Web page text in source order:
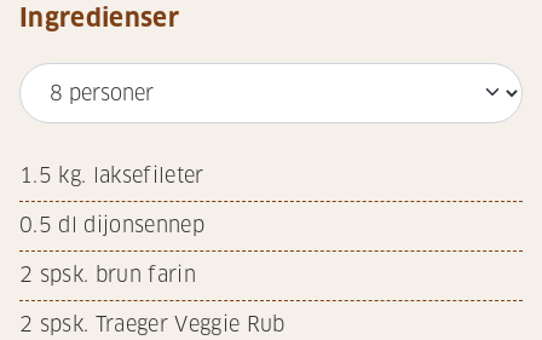
Ingredienser
1.5 kg. laksefileter
0.5 dl dijonsennep
2 spsk. brun farin
2 spsk. Traeger Veggie Rub